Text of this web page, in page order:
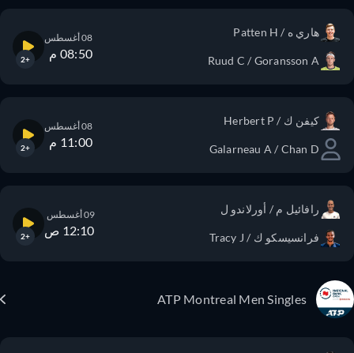
هاري ه / Patten H
Ruud C / Goransson A 08:50 م
كيفن ك / Herbert P
Galarneau A / Chan D 11:00 م
رافائيل م / أورلاندو ل
فرانسيسكو ك / Tracy J 12:10 ص
ATP Montreal Men Singles